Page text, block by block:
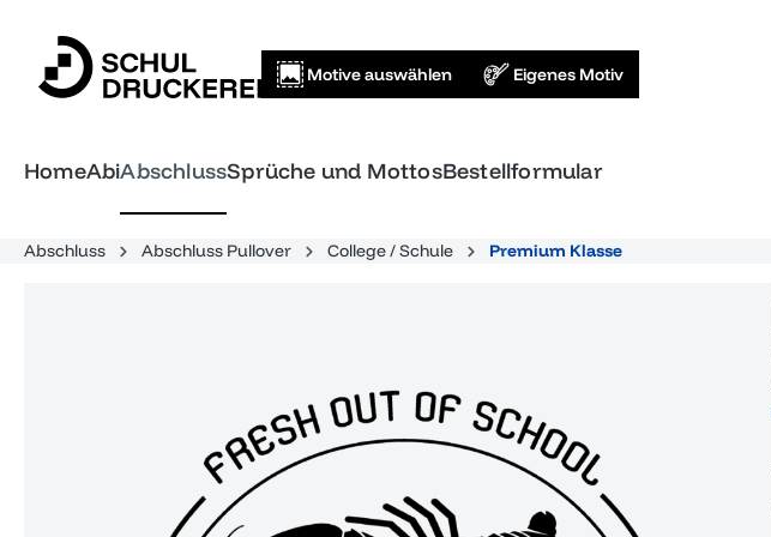
Motive auswählen Eigenes Motiv
HomeAbiAbschlussSprüche und MottosBestellformular
Abschluss Abschluss Pullover College / Schule Premium Klasse